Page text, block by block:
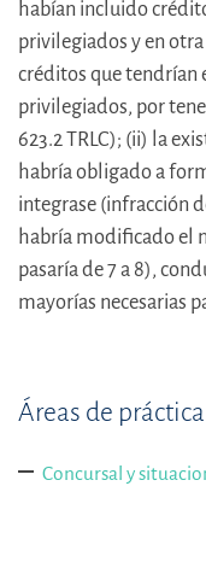
habían incluido
privilegiados y en
créditos que tendrían
privilegiados, por
623.2 TRLC); (ii) la
habría obligado a
integrase (infracción
habría modificado el
pasaría de 7 a 8),
mayorías necesarias
Áreas de
Concursal y